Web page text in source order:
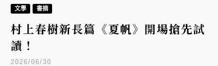
文學 書摘
村上春樹新長篇《夏帆》開場搶先試
讀！
2026/06/30